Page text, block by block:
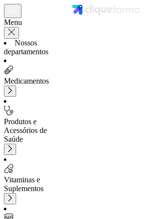
Menu
Nossos
departamentos
Medicamentos
Produtos e
Acessórios de
Saúde
Vitaminas e
Suplementos